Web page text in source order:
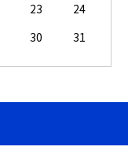
23
24
30 31